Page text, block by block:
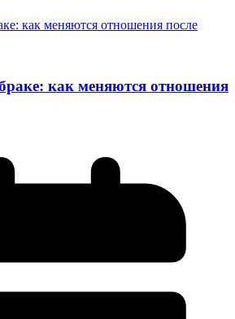
как меняются отношения